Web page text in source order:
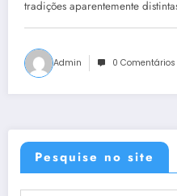
tradições aparentemente
Admin 0 Comentários
Pesquise no site